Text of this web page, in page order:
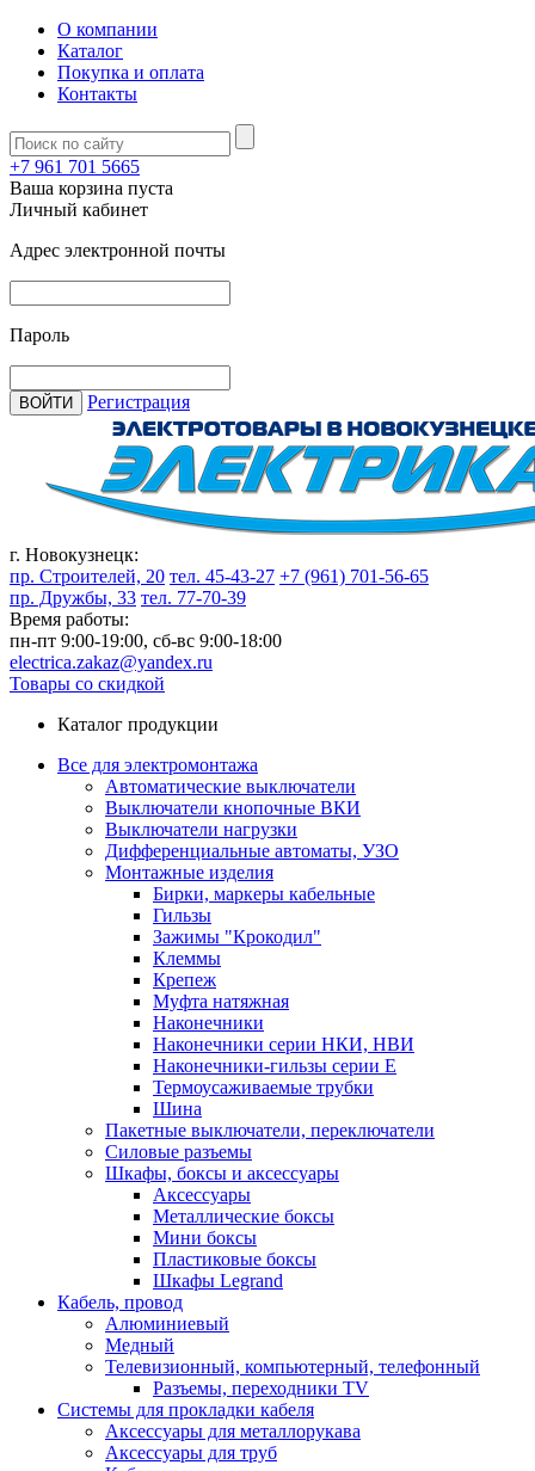
О компании
Каталог
Покупка и оплата
Контакты
+7 961 701 5665
Ваша корзина пуста
Личный кабинет
Адрес электронной почты
Пароль
ВОЙТИ Регистрация
г. Новокузнецк:
пр. Строителей, 20 тел. 45-43-27 +7 (961) 701-56-65
пр. Дружбы, 33 тел. 77-70-39
Время работы:
пн-пт 9:00-19:00, сб-вс 9:00-18:00
electrica.zakaz@yandex.ru
Товары со скидкой
Каталог продукции
Все для электромонтажа
Автоматические выключатели
Выключатели кнопочные ВКИ
Выключатели нагрузки
Дифференциальные автоматы, УЗО
Монтажные изделия
Бирки, маркеры кабельные
Гильзы
Зажимы "Крокодил"
Клеммы
Крепеж
Муфта натяжная
Наконечники
Наконечники серии НКИ, НВИ
Наконечники-гильзы серии Е
Термоусаживаемые трубки
Шина
Пакетные выключатели, переключатели
Силовые разъемы
Шкафы, боксы и аксессуары
Аксессуары
Металлические боксы
Мини боксы
Пластиковые боксы
Шкафы Legrand
Кабель, провод
Алюминиевый
Медный
Телевизионный, компьютерный, телефонный
Разъемы, переходники TV
Системы для прокладки кабеля
Аксессуары для металлорукава
Аксессуары для труб